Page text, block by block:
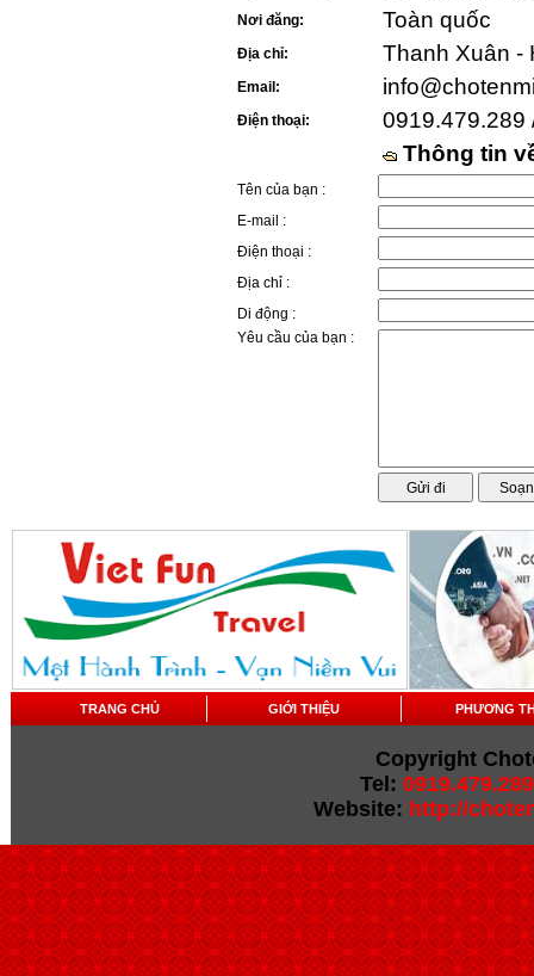
Nơi đăng: Toàn quốc
Địa chỉ: Thanh Xuân -
Email:
Điện thoại:
0919.479.289
Thông tin
Tên của bạn :
E-mail :
Điện thoại :
Địa chỉ :
Di động :
Yêu cầu của bạn :
TRANG CHỦ GIỚI THIỆU PHƯƠNG
Copyright
Tel: 0919.479.289
Website: http://